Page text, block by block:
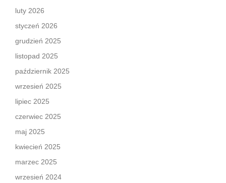
luty 2026
styczeń 2026
grudzień 2025
listopad 2025
październik 2025
wrzesień 2025
lipiec 2025
czerwiec 2025
maj 2025
kwiecień 2025
marzec 2025
wrzesień 2024